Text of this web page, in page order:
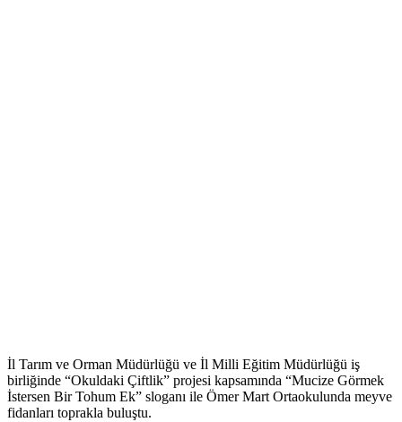
İl Tarım ve Orman Müdürlüğü ve İl Milli Eğitim Müdürlüğü iş
birliğinde “Okuldaki Çiftlik” projesi kapsamında “Mucize Görmek
İstersen Bir Tohum Ek” sloganı ile Ömer Mart Ortaokulunda meyve
fidanları toprakla buluştu.